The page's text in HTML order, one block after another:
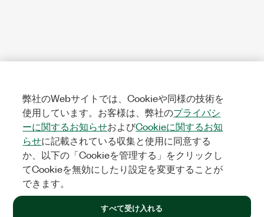
弊社のWebサイトでは、Cookieや同様の技術を
使用しています。お客様は、弊社のプライバシ
ーに関するお知らせおよびCookieに関するお知
らせに記載されている収集と使用に同意する
か、以下の「Cookieを管理する」をクリックし
てCookieを無効にしたり設定を変更することが
できます。
すべて受け入れる